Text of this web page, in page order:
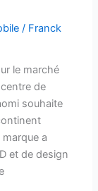
/ Franck
le marché
de
souhaite
a
et de design